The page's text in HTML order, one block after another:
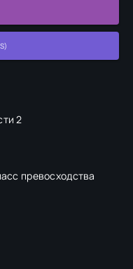
2
превосходства